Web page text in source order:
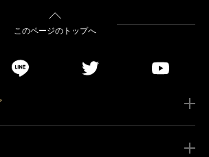
このページのトップへ